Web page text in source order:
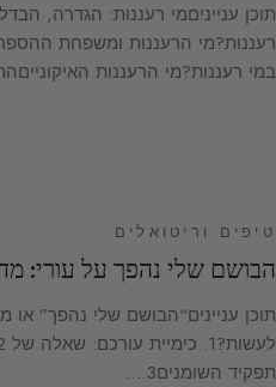
תוכן ענייניםמי רעננות: הגדרה,
רעננות?מי הרעננות ומשפחת
במי רעננות?מי הרעננות
טיפים וריטואלים
הבושם שלי נהפך על עורי:
תוכן עניינים“הבושם שלי נהפך”
תפקיד השומנים3.…